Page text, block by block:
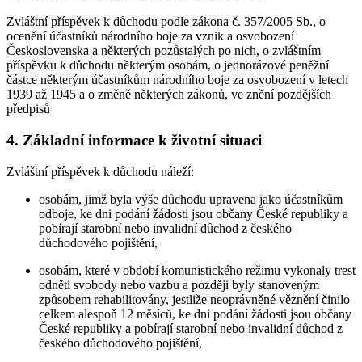
Zvláštní příspěvek k důchodu podle zákona č. 357/2005 Sb., o
ocenění účastníků národního boje za vznik a osvobození
Československa a některých pozůstalých po nich, o zvláštním
příspěvku k důchodu některým osobám, o jednorázové peněžní
částce některým účastníkům národního boje za osvobození v letech
1939 až 1945 a o změně některých zákonů, ve znění pozdějších
předpisů
4. Základní informace k životní situaci
Zvláštní příspěvek k důchodu náleží:
osobám, jimž byla výše důchodu upravena jako účastníkům
odboje, ke dni podání žádosti jsou občany České republiky a
pobírají starobní nebo invalidní důchod z českého
důchodového pojištění,
osobám, které v období komunistického režimu vykonaly trest
odnětí svobody nebo vazbu a později byly stanoveným
způsobem rehabilitovány, jestliže neoprávněné věznění činilo
celkem alespoň 12 měsíců, ke dni podání žádosti jsou občany
České republiky a pobírají starobní nebo invalidní důchod z
českého důchodového pojištění,